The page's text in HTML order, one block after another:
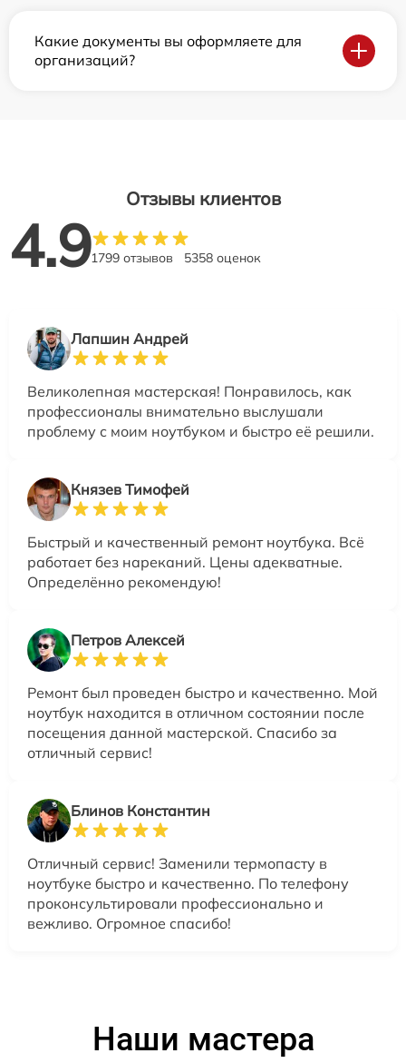
Какие документы вы оформляете для
организаций?
Отзывы клиентов
4.91799 отзывов 5358 оценок
Лапшин Андрей
Великолепная мастерская! Понравилось, как
профессионалы внимательно выслушали
проблему с моим ноутбуком и быстро её решили.
Князев Тимофей
Быстрый и качественный ремонт ноутбука. Всё
работает без нареканий. Цены адекватные.
Определённо рекомендую!
Петров Алексей
Ремонт был проведен быстро и качественно. Мой
ноутбук находится в отличном состоянии после
посещения данной мастерской. Спасибо за
отличный сервис!
Блинов Константин
Отличный сервис! Заменили термопасту в
ноутбуке быстро и качественно. По телефону
проконсультировали профессионально и
вежливо. Огромное спасибо!
Наши мастера